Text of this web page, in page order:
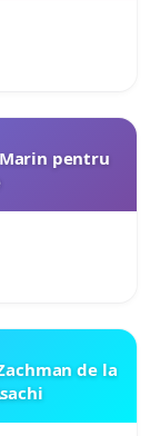
pentru
de la